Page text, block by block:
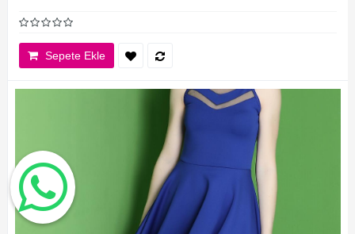
Sepete Ekle